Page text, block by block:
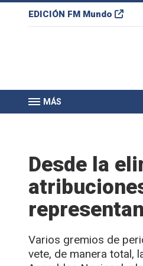
EDICIÓN FM Mundo
MÁS
Desde la
Varios gremios de
vete, de manera total,